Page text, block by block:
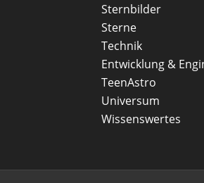
Sternbilder
Sterne
Technik
Entwicklung &
TeenAstro
Universum
Wissenswertes